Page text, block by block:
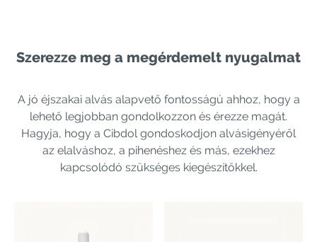
Szerezze meg a megérdemelt nyugalmat
A jó éjszakai alvás alapvető fontosságú ahhoz, hogy a
lehető legjobban gondolkozzon és érezze magát.
Hagyja, hogy a Cibdol gondoskodjon alvásigényéről
az elalváshoz, a pihenéshez és más, ezekhez
kapcsolódó szükséges kiegészítőkkel.